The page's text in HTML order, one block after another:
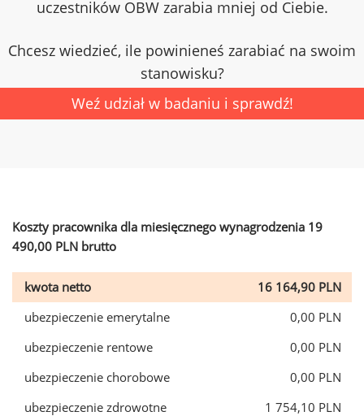
uczestników OBW zarabia mniej od Ciebie.
Chcesz wiedzieć, ile powinieneś zarabiać na swoim
stanowisku?
Weź udział w badaniu i sprawdź!
Koszty pracownika dla miesięcznego wynagrodzenia 19
490,00 PLN brutto
kwota netto
16 164,90 PLN
ubezpieczenie emerytalne
0,00 PLN
ubezpieczenie rentowe
0,00 PLN
ubezpieczenie chorobowe
0,00 PLN
ubezpieczenie zdrowotne
1 754,10 PLN